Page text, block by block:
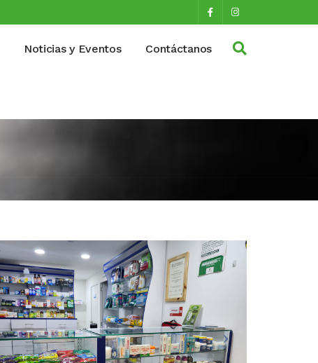
Noticias y Eventos Contáctanos